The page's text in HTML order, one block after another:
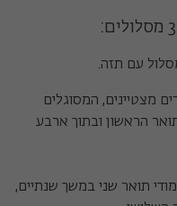
עם תזה.
מצטיינים, המסוגלים
הראשון ובתוך ארבע
תואר שני במשך שנתיים,